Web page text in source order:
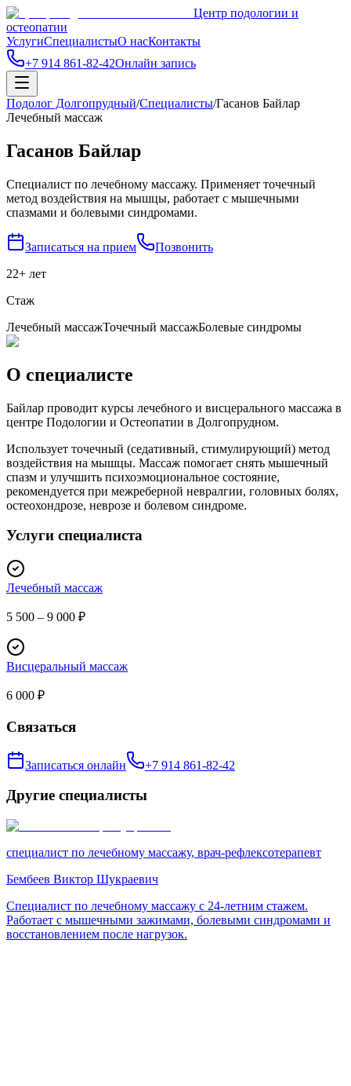
Центр подологии и
остеопатии
УслугиСпециалистыО насКонтакты
+7 914 861-82-42Онлайн запись
Подолог Долгопрудный/Специалисты/Гасанов Байлар
Лечебный массаж
Гасанов Байлар
Специалист по лечебному массажу. Применяет точечный
метод воздействия на мышцы, работает с мышечными
спазмами и болевыми синдромами.
Записаться на прием
Позвонить
22+ лет
Стаж
Лечебный массажТочечный массажБолевые синдромы
О специалисте
Байлар проводит курсы лечебного и висцерального массажа в
центре Подологии и Остеопатии в Долгопрудном.
Использует точечный (седативный, стимулирующий) метод
воздействия на мышцы. Массаж помогает снять мышечный
спазм и улучшить психоэмоциональное состояние,
рекомендуется при межреберной невралгии, головных болях,
остеохондрозе, неврозе и болевом синдроме.
Услуги специалиста
Лечебный массаж
5 500 – 9 000 ₽
Висцеральный массаж
6 000 ₽
Связаться
Записаться онлайн +7 914 861-82-42
Другие специалисты
специалист по лечебному массажу, врач-рефлексотерапевт
Бембеев Виктор Шукраевич
Специалист по лечебному массажу с 24-летним стажем.
Работает с мышечными зажимами, болевыми синдромами и
восстановлением после нагрузок.